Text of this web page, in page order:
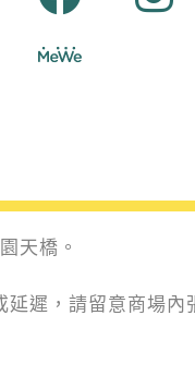
天橋。
遲，請留意商場內